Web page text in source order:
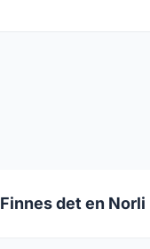
Finnes det en